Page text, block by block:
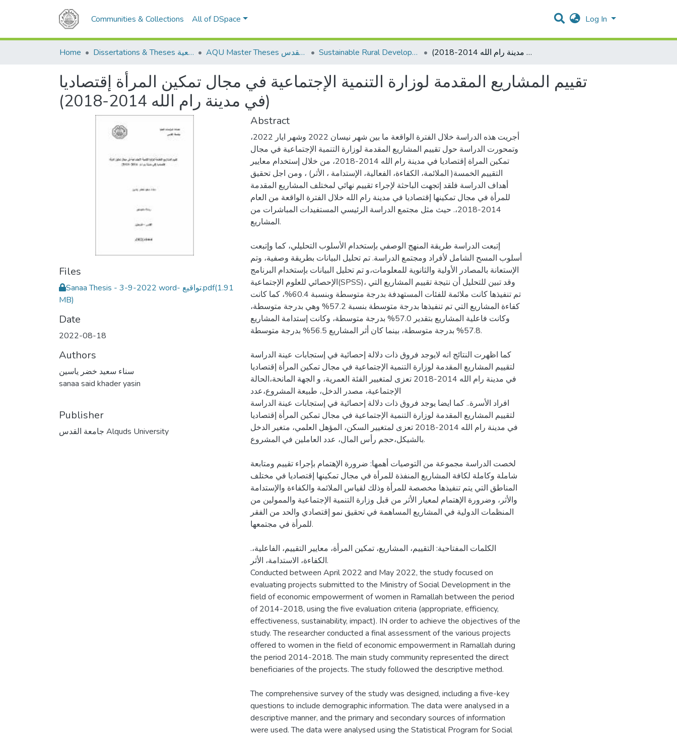
Communities & Collections All of DSpace Log In
Home Dissertations & Theses الرسائل الجامعية AQU Master Theses الرسائل الجامعية الخاصة بجامعة القدس Sustainable Rural Development التنمية الريفية المستدامة تقييم المشاريع المقدمة لوزارة التنمية الإجتماعية في مجال تمكين المرأة إقتصاديا (في مدينة رام الله 2014-2018)
تقييم المشاريع المقدمة لوزارة التنمية الإجتماعية في مجال تمكين المرأة إقتصاديا
(في مدينة رام الله 2014-2018)
Files
Sanaa Thesis - 3-9-2022 word- تواقيع.pdf(1.91
MB)
Date
2022-08-18
Authors
سناء سعيد خضر ياسين
sanaa said khader yasin
Publisher
جامعة القدس Alquds University
Abstract
أجريت هذه الدراسة خلال الفترة الواقعة ما بين شهر نيسان 2022 وشهر ايار 2022،
وتمحورت الدراسة حول تقييم المشاريع المقدمة لوزارة التنمية الإجتماعية في مجال
تمكين المراة إقتصاديا في مدينة رام الله 2014-2018، من خلال إستخدام معايير
التقييم الخمسة( الملائمة، الكفاءة، الفعالية، الإستدامة ، الأثر) ، ومن اجل تحقيق
أهداف الدراسة فلقد إتجهت الباحثة لإجراء تقييم نهائي لمختلف المشاريع المقدمة
للمرأة في مجال تمكينها إقتصاديا في مدينة رام الله خلال الفترة الواقعة من العام
2014-2018،. حيث مثل مجتمع الدراسة الرئيسي المستفيدات المباشرات من
المشاريع.
إتبعت الدراسة طريقة المنهج الوصفي بإستخدام الأسلوب التحليلي، كما وإتبعت
أسلوب المسح الشامل لأفراد ومجتمع الدراسة. تم تحليل البيانات بطريقة وصفية، وتم
الإستعانة بالمصادر الأولية والثانوية للمعلومات،و تم تحليل البيانات بإستخدام البرنامج
الإحصائي للعلوم الإجتماعية(SPSS)، وقد تبين للتحليل أن نتيجة تقييم المشاريع التي
تم تنفيذها كانت ملائمة للفئات المستهدفة بدرجة متوسطة وبنسبة 60.4%، كما كانت
كفاءة المشاريع التي تم تنفيذها بدرجة متوسطة بنسبة 57.2% وهي بدرجة متوسطة،
وكانت فاعلية المشاريع بتقدير 57.0% بدرجة متوسطة، وكانت إستدامة المشاريع
57.8% بدرجة متوسطة، بينما كان أثر المشاريع 56.5% بدرجة متوسطة.
كما اظهرت النتائج انه لايوجد فروق ذات دلالة إحصائية في إستجابات عينة الدراسة
لتقييم المشاريع المقدمة لوزارة التنمية الإجتماعية في مجال تمكين المرأة إقتصاديا
في مدينة رام الله 2014-2018 تعزى لمتغيير الفئة العمرية، و الجهة المانحة،الحالة
الإجتماعية، مصدر الدخل، طبيعة المشروع،عدد
افراد الأسرة.. كما ايضا يوجد فروق ذات دلالة إحصائية في إستجابات عينة الدراسة
لتقييم المشاريع المقدمة لوزارة التنمية الإجتماعية في مجال تمكين المرأة إقتصاديا
في مدينة رام الله 2014-2018 تعزى لمتغيير السكن، المؤهل العلمي، متغير الدخل
بالشيكل،حجم رأس المال، عدد العاملين في المشروع.
لخصت الدراسة مجموعة من التوصيات أهمها: ضرورة الإهتمام بإجراء تقييم ومتابعة
شاملة وكاملة لكافة المشاريع المنفذة للمرأة في مجال تمكينها إقتصاديا في مختلف
المناطق التي يتم تنفيذها مخصصة للمرأة وذلك لقياس الملائمة والكفاءة والإستدامة
والأثر، وضرورة الإهتمام لمعيار الأثر من قبل وزارة التنمية الإجتماعية والممولين من
المنظمات الدولية في المشاريع المساهمة في تحقيق نمو إقتصادي والحد من الفقر
للمرأة في مجتمعها.
.الكلمات المفتاحية: التقييم، المشاريع، تمكين المرأة، معايير التقييم، الفاعلية،
الكفاءة، الاستدامة، الأثر.
Conducted between April 2022 and May 2022, the study focused on
evaluating projects submitted to the Ministry of Social Development in the
field of economic empowerment of women in Ramallah between the period
of 2014-2018, using the five evaluation criteria (appropriate, efficiency,
effectiveness, sustainability, impact). IN order to achieve the objectives of the
study. The researcher conducted a final assessment of the various projects
offered to women in the field of economic empowerment in Ramallah during
the period 2014-2018. The main study community represented the direct
beneficiaries of the projects. The study followed the descriptive method.
The comprehensive survey of the study was designed, including a five-key
questions to include demographic information. The data were analysed in a
descriptive manner, and the primary and secondary sources of information
were used. The data were analysed using the Statistical Program for Social